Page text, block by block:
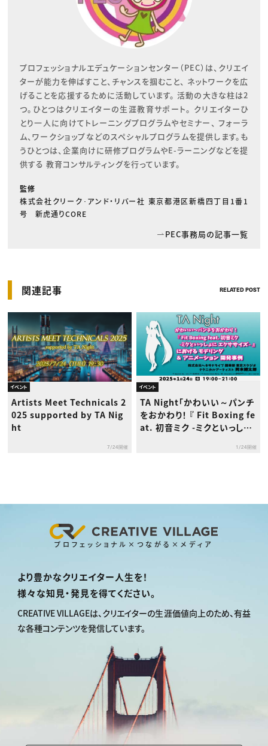
プロフェッショナルエデュケーションセンター（PEC）は、クリエイ
ターが能力を伸ばすこと、チャンスを掴むこと、 ネットワークを広
げることを応援するために活動しています。 活動の大きな柱は2
つ。ひとつはクリエイターの生涯教育サポート。 クリエイターひ
とり一人に向けてトレーニングプログラムやセミナー、 フォーラ
ム、ワークショップなどのスペシャルプログラムを提供します。も
うひとつは、企業向けに研修プログラムやE-ラーニングなどを提
供する 教育コンサルティングを行っています。
監修
株式会社クリーク･アンド・リバー社 東京都港区新橋四丁目1番1
号 新虎通りCORE
PEC事務局の記事一覧
関連記事 RELATED POST
イベント
Artists Meet Technicals 2
025 supported by TA Nig
ht
7/24開催
イベント
TA Night「かわいい～パンチ
をおかわり！ 『 Fit Boxing fe
at. 初音ミク -ミクといっしょ
に エクササイズ- 』における
モデリング ＆ アニメーション
1/24開催
プロフェッショナル×つながる×メディア
より豊かなクリエイター人生を！
様々な知見・発見を得てください。
CREATIVE VILLAGEは、 クリエイターの生涯価値向上のため、有益
な各種コンテンツを発信しています。